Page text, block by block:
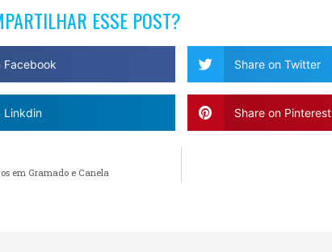
ESSE POST?
Facebook Share on Twitter
Linkdin Share on Pinterest
em Gramado e Canela